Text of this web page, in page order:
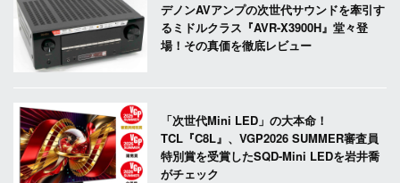
デノンAVアンプの次世代サウンドを牽引す
るミドルクラス『AVR-X3900H』堂々登
場！その真価を徹底レビュー
「次世代Mini LED」の大本命！
TCL『C8L』、VGP2026 SUMMER審査員
特別賞を受賞したSQD-Mini LEDを岩井喬
がチェック